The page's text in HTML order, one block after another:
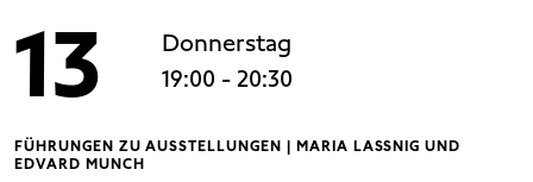
13
Donnerstag
19:00 - 20:30
FÜHRUNGEN ZU AUSSTELLUNGEN | MARIA LASSNIG UND
EDVARD MUNCH